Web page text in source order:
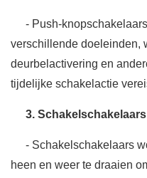
- Push-
verschillende doeleinden,
deurbelactivering en
tijdelijke schakelactie
3. Schakelschakelaars
- Schakelschakelaars
heen en weer te draaien